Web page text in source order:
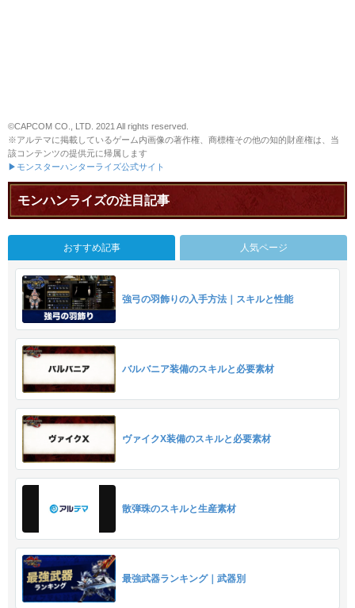
©CAPCOM CO., LTD. 2021 All rights reserved.
※アルテマに掲載しているゲーム内画像の著作権、商標権その他の知的財産権は、当
該コンテンツの提供元に帰属します
▶モンスターハンターライズ公式サイト
モンハンライズの注目記事
おすすめ記事 人気ページ
強弓の羽飾りの入手方法｜スキルと性能
バルバニア装備のスキルと必要素材
ヴァイクX装備のスキルと必要素材
散弾珠のスキルと生産素材
最強武器ランキング｜武器別